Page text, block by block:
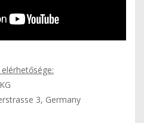
3, Germany